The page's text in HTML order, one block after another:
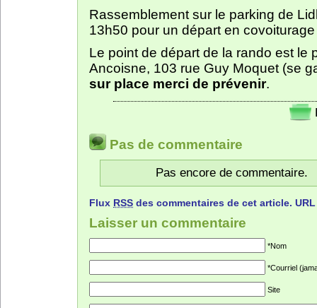
Rassemblement sur le parking de
13h50 pour un départ en
Le point de départ de la rando est le
Ancoisne, 103 rue Guy Moquet (se
sur place merci de prévenir.
Pas de commentaire
Pas encore de commentaire.
Flux RSS des commentaires de cet article.
Laisser un commentaire
*Nom
*Courriel
Site